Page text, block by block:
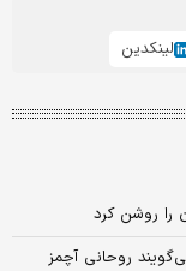
لینکدین
را روشن کرد
روحانی آچمز